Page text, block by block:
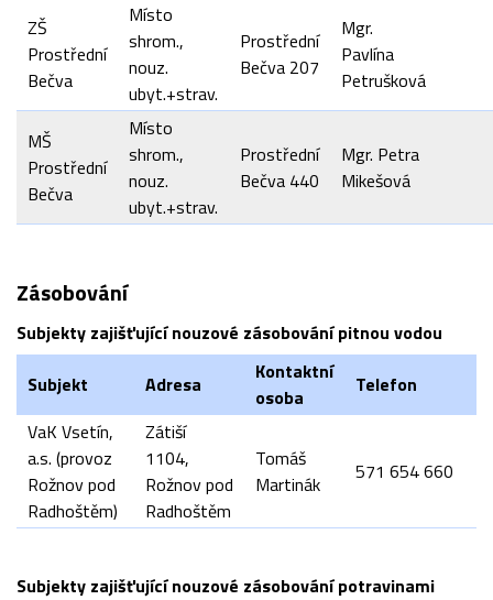
ZŠ
Prostřední
Bečva
Místo
shrom.,
nouz.
ubyt.+strav.
Prostřední
Bečva 207
Mgr.
Pavlína
Petrušková
MŠ
Prostřední
Bečva
Místo
shrom.,
nouz.
ubyt.+strav.
Prostřední
Bečva 440
Mgr. Petra
Mikešová
Zásobování
Subjekty zajišťující nouzové zásobování pitnou vodou
Subjekt
Adresa
Kontaktní
osoba
Telefon
VaK Vsetín,
a.s. (provoz
Rožnov pod
Radhoštěm)
Zátiší
1104,
Rožnov pod
Radhoštěm
Tomáš
Martinák
571 654 660
Subjekty zajišťující nouzové zásobování potravinami